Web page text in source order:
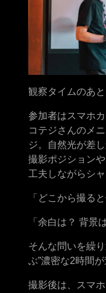
観察タイムのあ
参加者はスマホ
コテジさんのメ
ジ。自然光が差
撮影ポジション
工夫しながらシ
「どこから撮る
「余白は？ 背景
そんな問いを繰
ぶ”濃密な2時間
撮影後は、スマ